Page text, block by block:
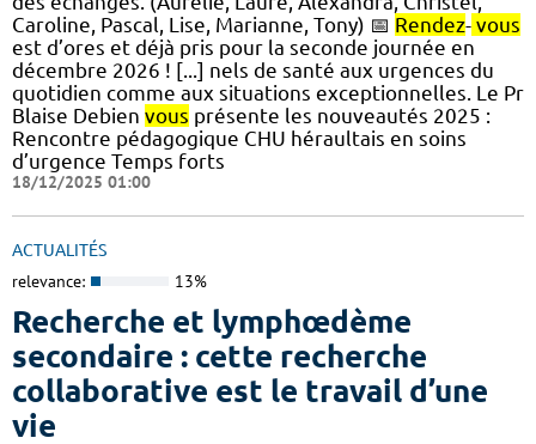
Caroline, Pascal, Lise, Marianne, Tony) 📅 Rendez- vous
est d’ores et déjà pris pour la seconde journée en
décembre 2026 ! [...] nels de santé aux urgences du
quotidien comme aux situations exceptionnelles. Le Pr
Blaise Debien vous présente les nouveautés 2025​ :
Rencontre pédagogique CHU héraultais en soins
d’urgence Temps forts
18/12/2025 01:00
ACTUALITÉS
relevance: 13%
Recherche et lymphœdème
secondaire : cette recherche
collaborative est le travail d’une
vie